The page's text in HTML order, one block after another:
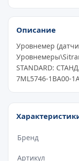
Описание
Уровнемер
STANDARD:
7ML5746-1BA00-
Бренд
Артикул